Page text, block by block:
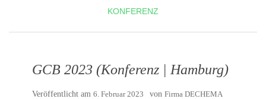
KONFERENZ
GCB 2023 (Konferenz | Hamburg)
Veröffentlicht am 6. Februar 2023 von Firma DECHEMA